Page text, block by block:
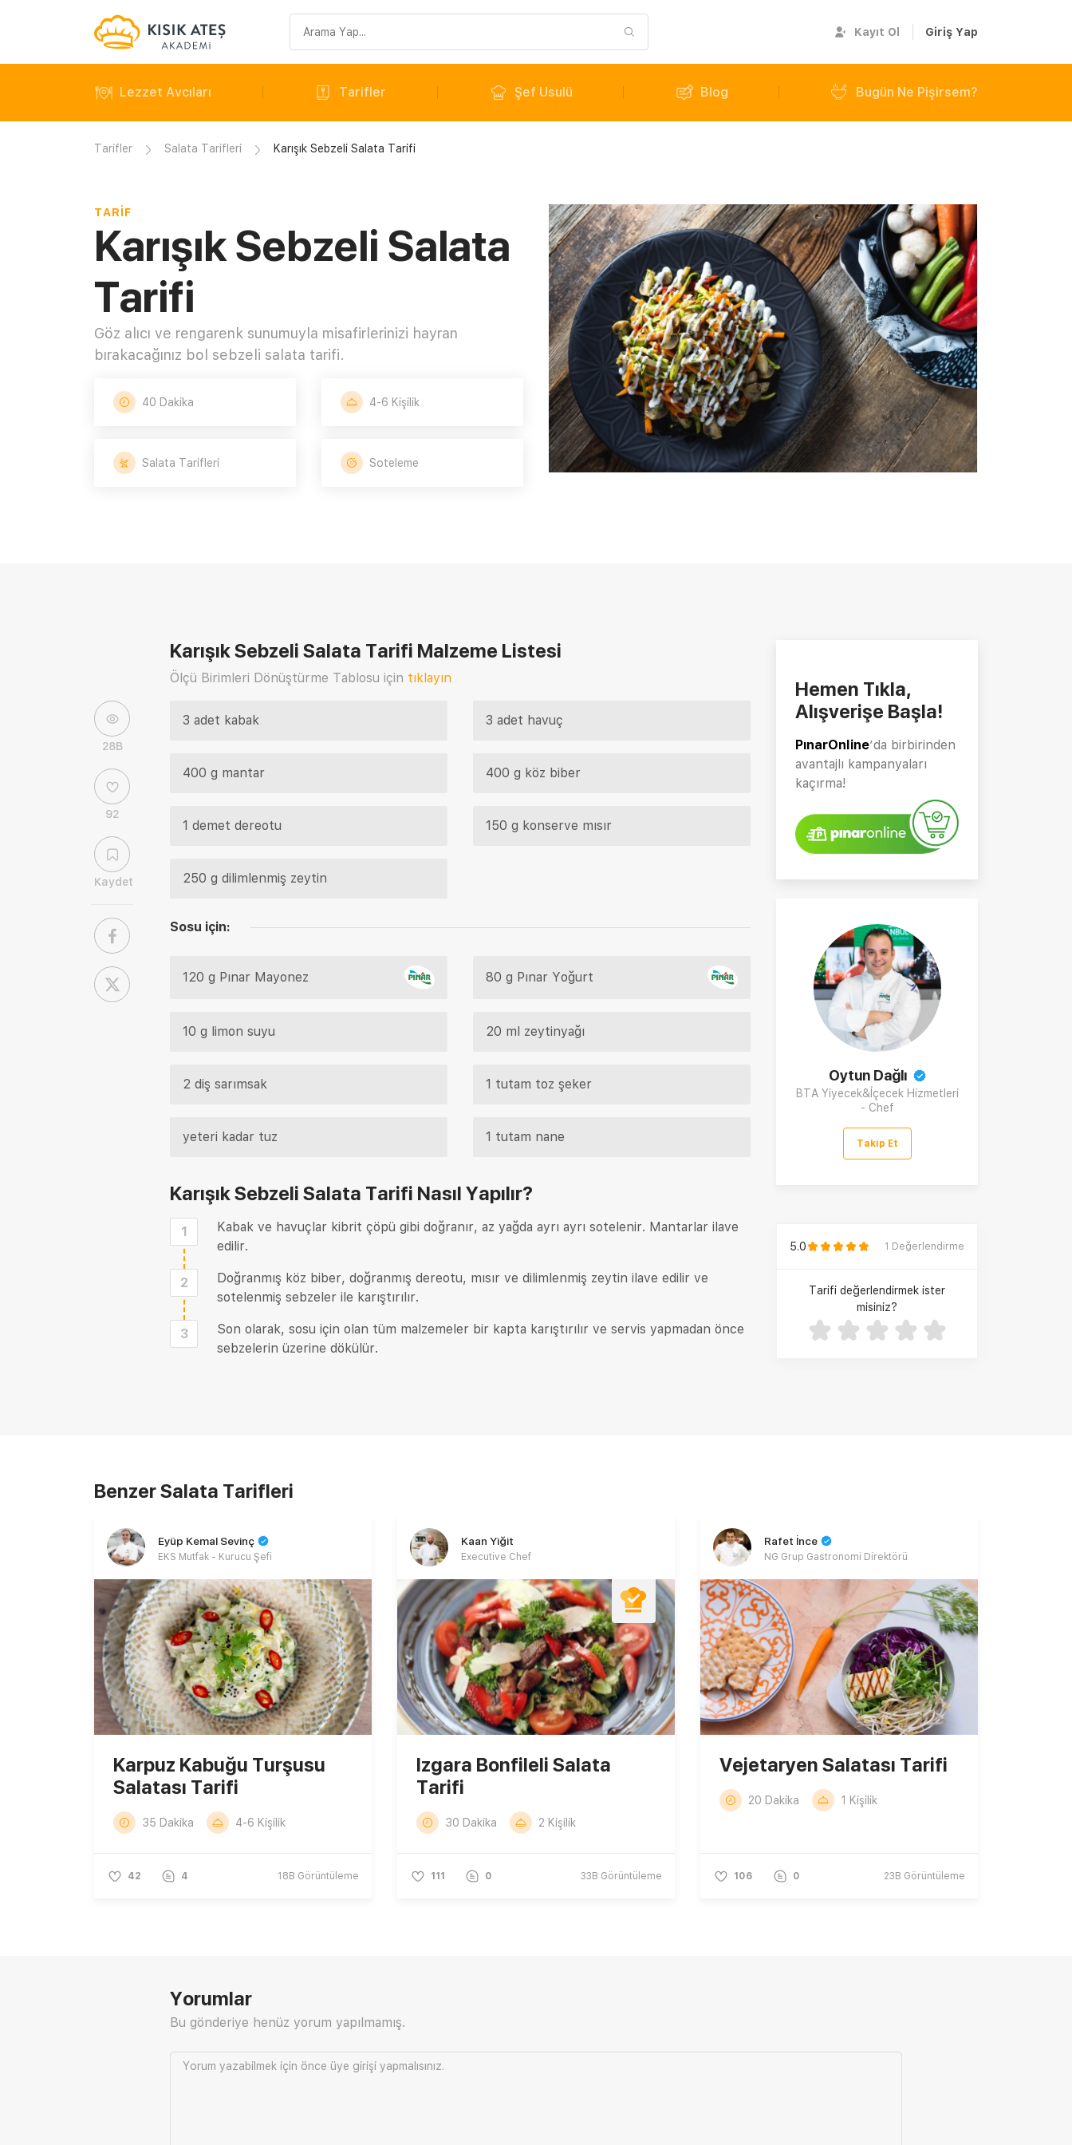
sorgusu
Kayıt Ol Giriş Yap
Lezzet Avcıları Tarifler Şef Usulü Blog Bugün Ne Pişirsem?
Tarifler Salata Tarifleri Karışık Sebzeli Salata Tarifi
TARIF
Karışık Sebzeli Salata
Tarifi
Göz alıcı ve rengarenk sunumuyla misafirlerinizi hayran
bırakacağınız bol sebzeli salata tarifi.
40 Dakika 4-6 Kişilik
Salata Tarifleri Soteleme
28B
92
Kaydet
Karışık Sebzeli Salata Tarifi Malzeme Listesi
Ölçü Birimleri Dönüştürme Tablosu için tıklayın
3 adet kabak 3 adet havuç
400 g mantar 400 g köz biber
1 demet dereotu 150 g konserve mısır
250 g dilimlenmiş zeytin
Sosu için:
120 g Pınar Mayonez 80 g Pınar Yoğurt
10 g limon suyu 20 ml zeytinyağı
2 diş sarımsak 1 tutam toz şeker
yeteri kadar tuz 1 tutam nane
Karışık Sebzeli Salata Tarifi Nasıl Yapılır?
1
Kabak ve havuçlar kibrit çöpü gibi doğranır, az yağda ayrı ayrı sotelenir. Mantarlar ilave
edilir.
2
Doğranmış köz biber, doğranmış dereotu, mısır ve dilimlenmiş zeytin ilave edilir ve
sotelenmiş sebzeler ile karıştırılır.
3
Son olarak, sosu için olan tüm malzemeler bir kapta karıştırılır ve servis yapmadan önce
sebzelerin üzerine dökülür.
Hemen Tıkla,
Alışverişe Başla!
PınarOnline’da birbirinden
avantajlı kampanyaları
kaçırma!
Oytun Dağlı
BTA Yiyecek&İçecek Hizmetleri
- Chef
Takip Et
5.0 1 Değerlendirme
Tarifi değerlendirmek ister
misiniz?
Benzer Salata Tarifleri
Eyüp Kemal Sevinç
EKS Mutfak - Kurucu Şefi
Karpuz Kabuğu Turşusu
Salatası Tarifi
35 Dakika 4-6 Kişilik
42 4 18B Görüntüleme
Kaan Yiğit
Executive Chef
Izgara Bonfileli Salata
Tarifi
30 Dakika 2 Kişilik
111 0 33B Görüntüleme
Rafet İnce
NG Grup Gastronomi Direktörü
Vejetaryen Salatası Tarifi
20 Dakika 1 Kişilik
106 0 23B Görüntüleme
Yorumlar
Bu gönderiye henüz yorum yapılmamış.
Yorum yazabilmek için önce üye girişi yapmalısınız.